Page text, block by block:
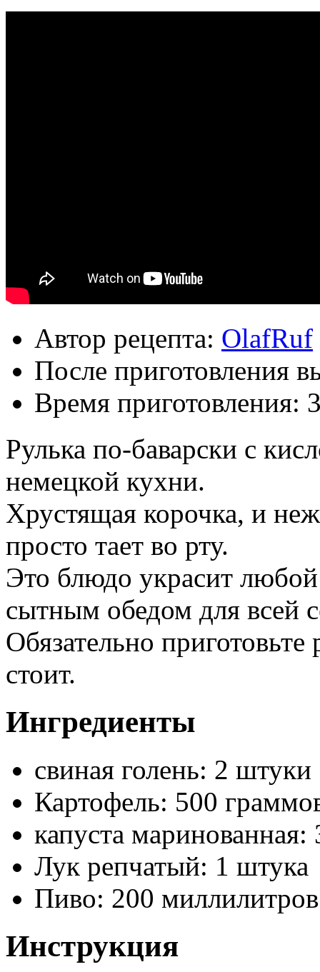
Автор рецепта: OlafRuf
После приготовления
Время приготовления:
Рулька по-баварски с
немецкой кухни.
Хрустящая корочка, и
просто тает во рту.
Это блюдо украсит
сытным обедом для всей
Обязательно
стоит.
Ингредиенты
свиная голень: 2 штуки
Картофель: 500
капуста
Лук репчатый: 1 штука
Пиво: 200 миллилитров
Инструкция